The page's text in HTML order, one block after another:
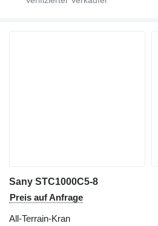
Sany STC1000C5-8
Preis auf Anfrage
All-Terrain-Kran